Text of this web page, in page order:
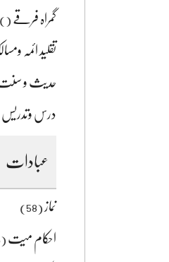
گمراہ فرقے ()
تقلید ائمہ
حدیث و
درس وتدریس
عبادات
نماز (58)
احکام میت (15)